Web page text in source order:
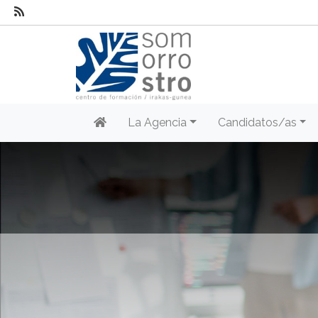
La Agencia Candidatos/as